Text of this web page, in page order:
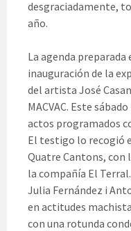
desgraciadamente,
año.
La agenda
inauguración de la
del artista José
MACVAC. Este
actos programados
El testigo lo recogió
Quatre Cantons,
la compañía El
Julia Fernández i
en actitudes
con una rotunda